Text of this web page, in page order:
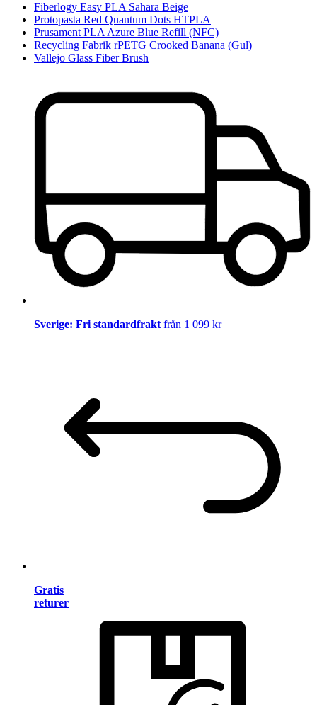
Fiberlogy Easy PLA Sahara Beige
Protopasta Red Quantum Dots HTPLA
Prusament PLA Azure Blue Refill (NFC)
Recycling Fabrik rPETG Crooked Banana (Gul)
Vallejo Glass Fiber Brush
Sverige: Fri standardfrakt från 1 099 kr
Gratis
returer